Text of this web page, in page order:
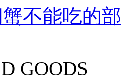
不能吃的
GOODS